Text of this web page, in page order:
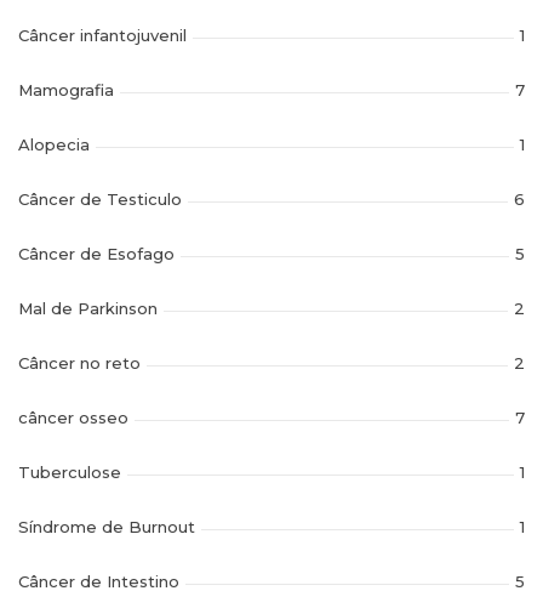
Câncer infantojuvenil 1
Mamografia 7
Alopecia 1
Câncer de Testiculo 6
Câncer de Esofago 5
Mal de Parkinson 2
Câncer no reto 2
câncer osseo 7
Tuberculose 1
Síndrome de Burnout 1
Câncer de Intestino 5